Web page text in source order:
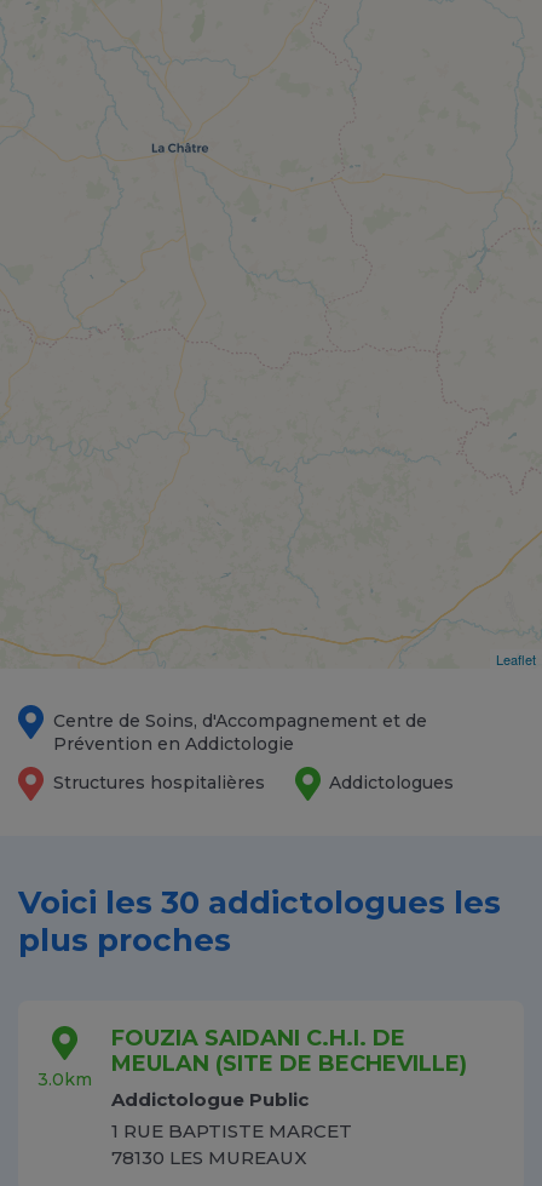
Leaflet
Centre de Soins, d'Accompagnement et de
Prévention en Addictologie
Structures hospitalières
Addictologues
Voici les 30 addictologues les
plus proches
3.0km
FOUZIA SAIDANI C.H.I. DE
MEULAN (SITE DE BECHEVILLE)
Addictologue Public
1 RUE BAPTISTE MARCET
78130 LES MUREAUX